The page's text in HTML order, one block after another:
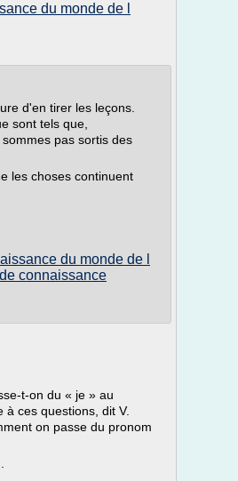
du monde de l
d'en tirer les leçons.
sont tels que,
pas sortis des
les choses continuent
du monde de l
connaissance
t-on du « je » au
ces questions, dit V.
on passe du pronom